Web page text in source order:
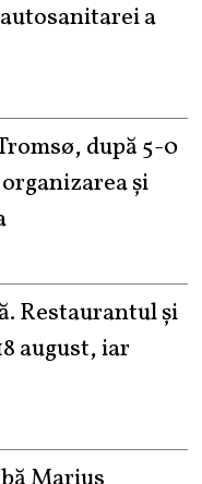
a
după 5-0
și
Restaurantul și
august, iar